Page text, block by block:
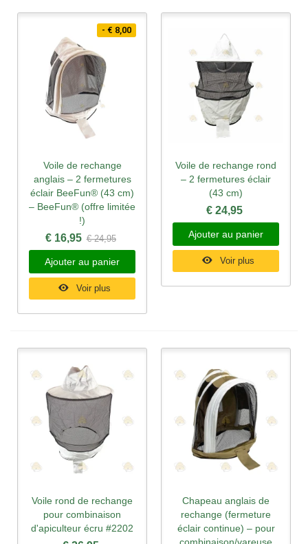
- € 8,00
Voile de rechange
anglais – 2 fermetures
éclair BeeFun® (43 cm)
– BeeFun® (offre limitée
!)
€ 16,95 € 24,95
Ajouter au panier
Voir plus
Voile de rechange rond
– 2 fermetures éclair
(43 cm)
€ 24,95
Ajouter au panier
Voir plus
Voile rond de rechange
pour combinaison
d'apiculteur écru #2202
Chapeau anglais de
rechange (fermeture
éclair continue) – pour
combinaison/vareuse